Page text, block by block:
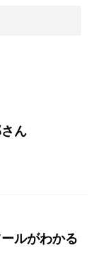
ん
ルがわかる